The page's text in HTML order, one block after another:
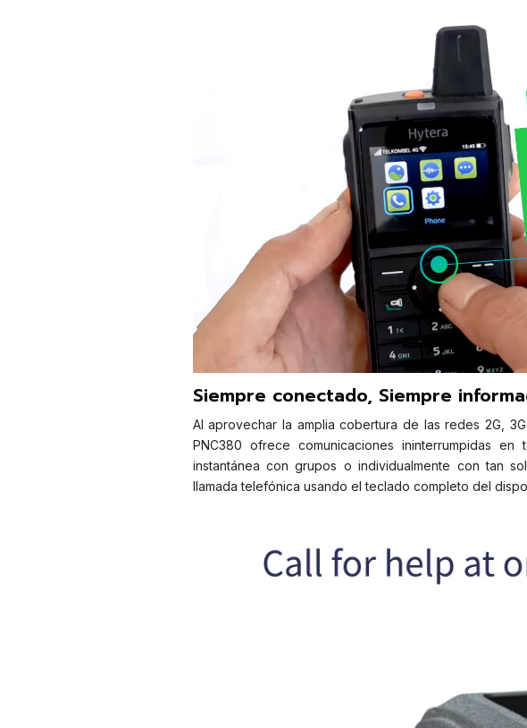
Siempre conectado, Siempre
Al aprovechar la amplia cobertura de las redes 2G,
PNC380 ofrece comunicaciones ininterrumpidas
instantánea con grupos o individualmente con tan
llamada telefónica usando el teclado completo del